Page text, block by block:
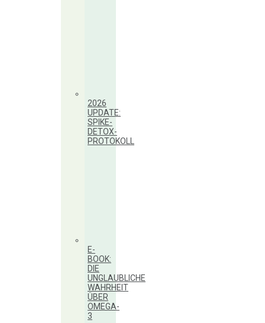
2026
UPDATE:
SPIKE-
DETOX-
PROTOKOLL
E-
BOOK:
DIE
UNGLAUBLICHE
WAHRHEIT
ÜBER
OMEGA-
3